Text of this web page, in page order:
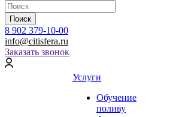
Поиск
8 902 379-10-00
info@citisfera.ru
Заказать звонок
Услуги
Обучение
поливу